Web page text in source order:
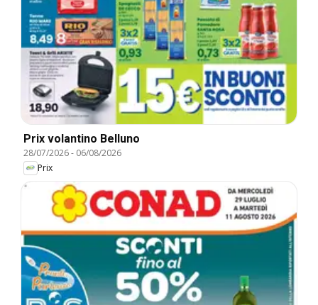
Prix volantino Belluno
28/07/2026- 06/08/2026
Prix